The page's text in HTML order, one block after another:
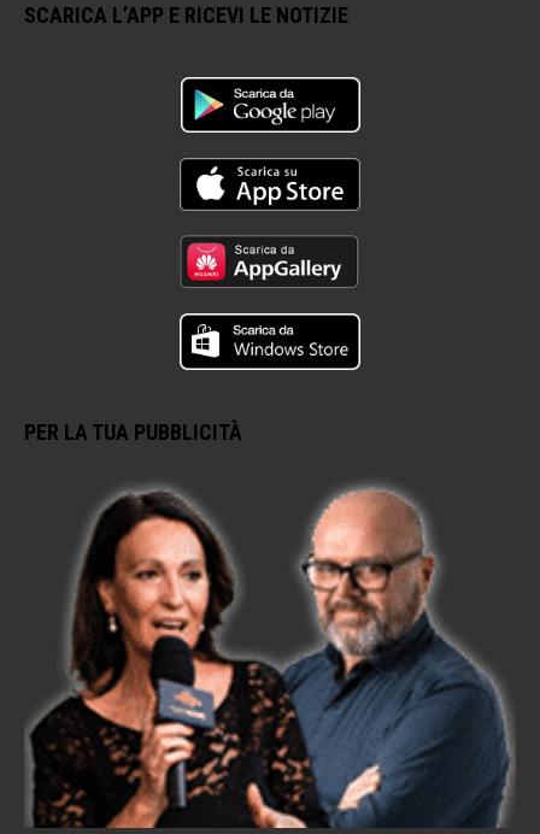
SCARICA L’APP E RICEVI LE NOTIZIE
PER LA TUA PUBBLICITÀ